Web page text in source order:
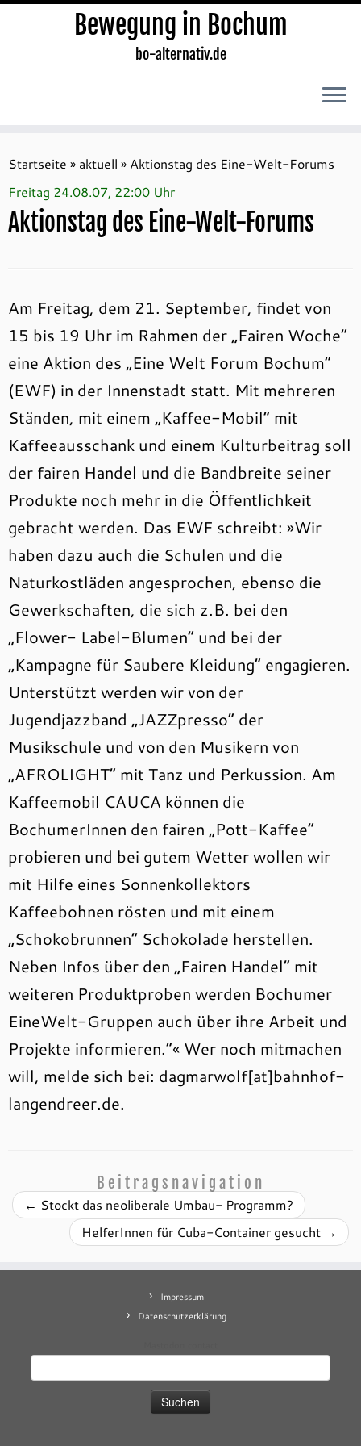
Inhalt
springen
Bewegung in Bochum
bo-alternativ.de
Startseite » aktuell » Aktionstag des Eine-Welt-Forums
Freitag 24.08.07, 22:00 Uhr
Aktionstag des Eine-Welt-Forums
Am Freitag, dem 21. September, findet von
15 bis 19 Uhr im Rahmen der „Fairen Woche“
eine Aktion des „Eine Welt Forum Bochum“
(EWF) in der Innenstadt statt. Mit mehreren
Ständen, mit einem „Kaffee-Mobil“ mit
Kaffeeausschank und einem Kulturbeitrag soll
der fairen Handel und die Bandbreite seiner
Produkte noch mehr in die Öffentlichkeit
gebracht werden. Das EWF schreibt: »Wir
haben dazu auch die Schulen und die
Naturkostläden angesprochen, ebenso die
Gewerkschaften, die sich z.B. bei den
„Flower- Label-Blumen“ und bei der
„Kampagne für Saubere Kleidung“ engagieren.
Unterstützt werden wir von der
Jugendjazzband „JAZZpresso“ der
Musikschule und von den Musikern von
„AFROLIGHT“ mit Tanz und Perkussion. Am
Kaffeemobil CAUCA können die
BochumerInnen den fairen „Pott-Kaffee“
probieren und bei gutem Wetter wollen wir
mit Hilfe eines Sonnenkollektors
Kaffeebohnen rösten und mit einem
„Schokobrunnen“ Schokolade herstellen.
Neben Infos über den „Fairen Handel“ mit
weiteren Produktproben werden Bochumer
EineWelt-Gruppen auch über ihre Arbeit und
Projekte informieren.“« Wer noch mitmachen
will, melde sich bei: dagmarwolf[at]bahnhof-
langendreer.de.
Beitragsnavigation
← Stockt das neoliberale Umbau- Programm?
HelferInnen für Cuba-Container gesucht →
Impressum
Datenschutzerklärung